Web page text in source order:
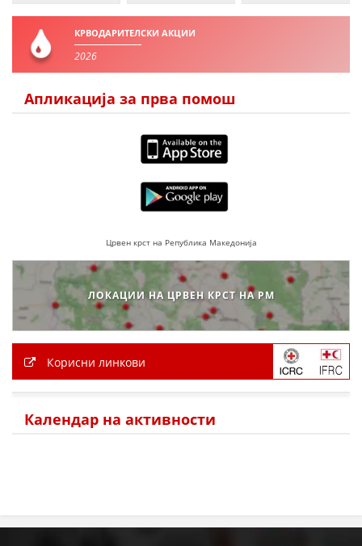
ПОСТЕРИ
КРВОДАРИТЕЛСКИ АКЦИИ
2026
Апликација за прва помош
Црвен крст на Република Македонија
ЛОКАЦИИ НА ЦРВЕН КРСТ НА РМ
Корисни линкови
Календар на активности